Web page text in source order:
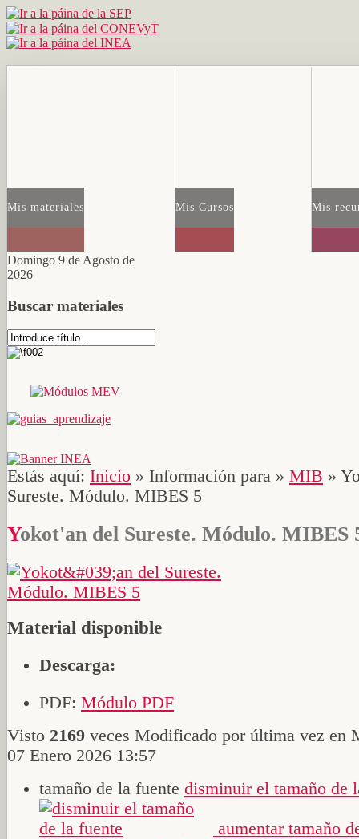
Mis materiales Mis Cursos Mis
Domingo 9 de Agosto de
2026
Buscar materiales
Estás aquí: Inicio » Información para » MIB »
Sureste. Módulo. MIBES 5
Yokot'an del Sureste. Módulo. MIBES
Material disponible
Descarga:
PDF: Módulo PDF
Visto 2169 veces Modificado por última vez en
07 Enero 2026 13:57
tamaño de la fuente disminuir el tamaño de
aumentar tamaño